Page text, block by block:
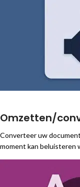
Omzetten/
Converteer uw
moment kan beluisteren